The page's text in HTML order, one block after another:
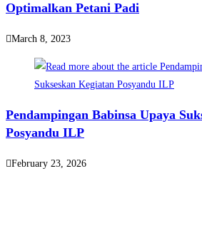
Optimalkan Petani Padi
March 8, 2023
Pendampingan Babinsa Upaya
Posyandu ILP
February 23, 2026